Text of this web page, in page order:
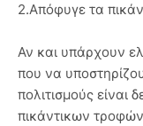
2.Απόφυγε τα
Αν και υπάρχουν
που να
πολιτισμούς
πικάντικων